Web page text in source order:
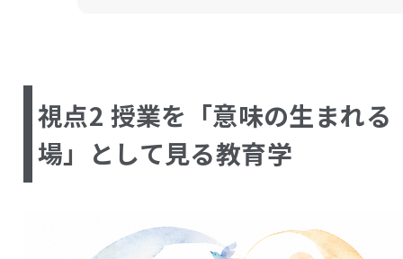
視点2 授業を「意味の生まれる
場」として見る教育学